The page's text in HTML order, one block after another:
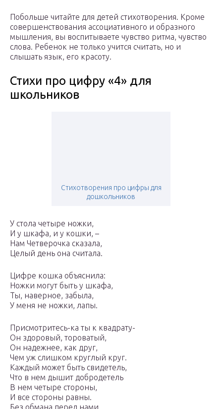
Побольше читайте для детей стихотворения. Кроме
совершенствования ассоциативного и образного
мышления, вы воспитываете чувство ритма, чувство
слова. Ребенок не только учится считать, но и
слышать язык, его красоту.
Стихи про цифру «4» для
школьников
Стихотворения про цифры для
дошкольников
У стола четыре ножки,
И у шкафа, и у кошки, –
Нам Четверочка сказала,
Целый день она считала.
Цифре кошка объяснила:
Ножки могут быть у шкафа,
Ты, наверное, забыла,
У меня не ножки, лапы.
Присмотритесь-ка ты к квадрату-
Он здоровый, тороватый,
Он надежнее, как друг,
Чем уж слишком круглый круг.
Каждый может быть свидетель,
Что в нем дышит добродетель
В нем четыре стороны,
И все стороны равны.
Без обмана перед нами